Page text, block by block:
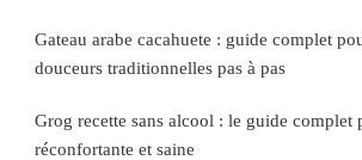
Gateau arabe cacahuete : guide complet
douceurs traditionnelles pas à pas
Grog recette sans alcool : le guide complet
réconfortante et saine